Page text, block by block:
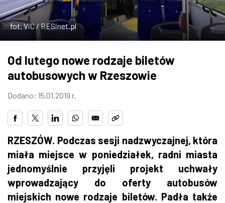
ZDJĘCIA
W RZESZOWIE
fot. ViC / RESinet.pl
Od lutego nowe rodzaje biletów
autobusowych w Rzeszowie
Dodano: 15.01.2019 r.
RZESZÓW. Podczas sesji nadzwyczajnej, która
miała miejsce w poniedziałek, radni miasta
jednomyślnie przyjęli projekt uchwały
wprowadzający do oferty autobusów
miejskich nowe rodzaje biletów. Padła także